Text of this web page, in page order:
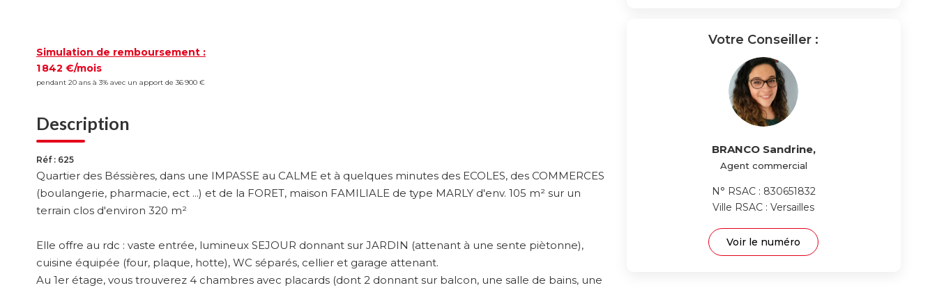
Simulation de remboursement :
1 842 €/mois
pendant 20 ans à 3% avec un apport de 36 900 €
Description
Réf : 625
Quartier des Béssières, dans une IMPASSE au CALME et à quelques minutes des ECOLES, des COMMERCES
(boulangerie, pharmacie, ect ...) et de la FORET, maison FAMILIALE de type MARLY d'env. 105 m² sur un
terrain clos d'environ 320 m²
Elle offre au rdc : vaste entrée, lumineux SEJOUR donnant sur JARDIN (attenant à une sente piètonne),
cuisine équipée (four, plaque, hotte), WC séparés, cellier et garage attenant.
Au 1er étage, vous trouverez 4 chambres avec placards (dont 2 donnant sur balcon, une salle de bains, une
Votre Conseiller :
BRANCO Sandrine,
Agent commercial
N° RSAC : 830651832
Ville RSAC : Versailles
Voir le numéro